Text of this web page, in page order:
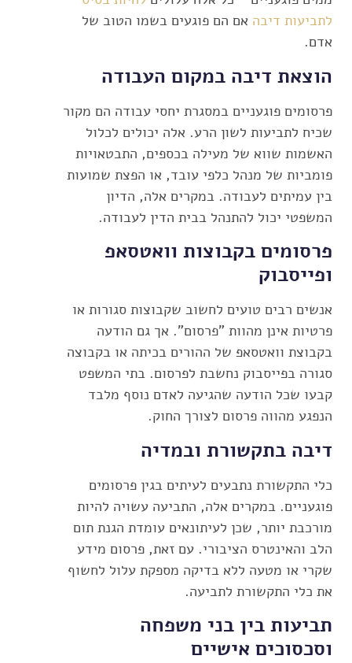
לתביעות דיבה אם הם פוגעים בשמו הטוב של
אדם.
הוצאת דיבה במקום העבודה
פרסומים פוגעניים במסגרת יחסי עבודה הם מקור
שכיח לתביעות לשון הרע. אלה יכולים לכלול
האשמות שווא של מעילה בכספים, התבטאויות
פומביות של מנהל כלפי עובד, או הפצת שמועות
בין עמיתים לעבודה. במקרים אלה, הדיון
המשפטי יכול להתנהל בבית הדין לעבודה.
פרסומים בקבוצות וואטסאפ
ופייסבוק
אנשים רבים טועים לחשוב שקבוצות סגורות או
פרטיות אינן מהוות "פרסום". אך גם הודעה
בקבוצת וואטסאפ של ההורים בכיתה או בקבוצה
סגורה בפייסבוק נחשבת לפרסום. בתי המשפט
קבעו שכל הודעה שהגיעה לאדם נוסף מלבד
הנפגע מהווה פרסום לצורך החוק.
דיבה בתקשורת ובמדיה
כלי התקשורת נתבעים לעיתים בגין פרסומים
פוגעניים. במקרים אלה, התביעה עשויה להיות
מורכבת יותר, שכן לעיתונאים עומדת הגנת תום
הלב והאינטרס הציבורי. עם זאת, פרסום מידע
שקרי או מטעה ללא בדיקה מספקת עלול לחשוף
את כלי התקשורת לתביעה.
תביעות בין בני משפחה
וסכסוכים אישיים